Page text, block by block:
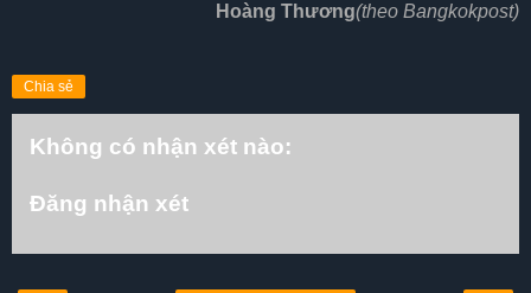
Hoàng Thương(theo Bangkokpost)
Chia sẻ
Không có nhận xét nào:
Đăng nhận xét